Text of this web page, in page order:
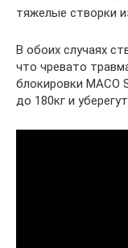
тяжелые створки
В обоих случаях
что чревато
блокировки MACO
до 180кг и